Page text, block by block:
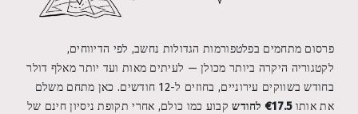
פרסום מתחמים בפלטפורמות הגדולות נחשב, לפי הדיווחים,
לקטגוריה היקרה ביותר מכולן — לעיתים מאות ועד יותר מאלף דולר
בחודש בשווקים עירוניים, בחוזים ל-12 חודשים. כאן מתחם משלם
את אותו€17.5 לחודש
קבוע כמו כולם, אחרי תקופת ניסיון חינם של